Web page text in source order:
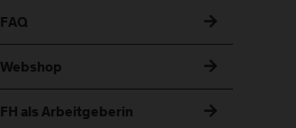
FAQ
Webshop
FH als Arbeitgeberin